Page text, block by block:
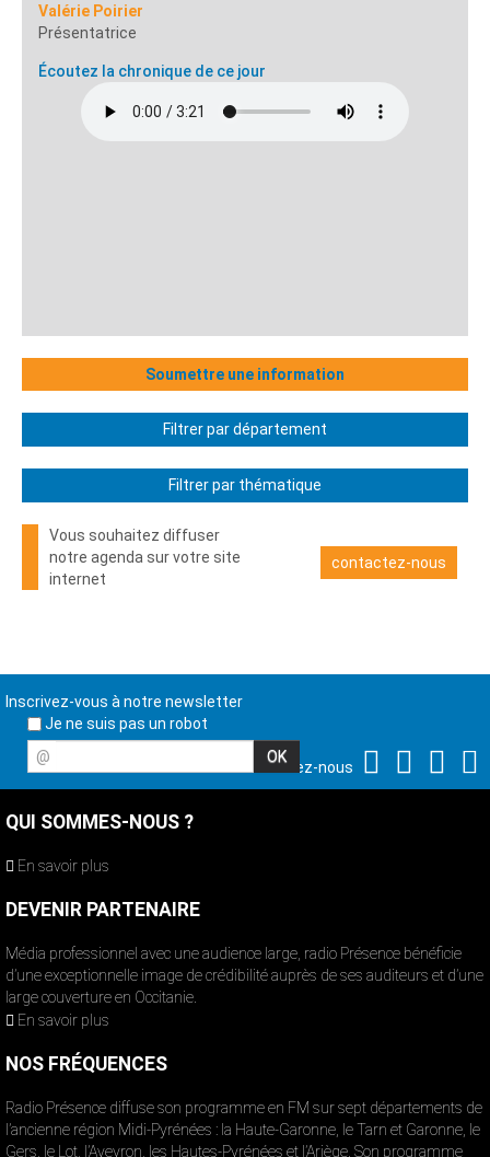
Valérie Poirier
Présentatrice
Écoutez la chronique de ce jour
Soumettre une information
Filtrer par département
Filtrer par thématique
Vous souhaitez diffuser
notre agenda sur votre site
internet
contactez-nous
Inscrivez-vous à notre newsletter
Je ne suis pas un robot
@
Suivez-nous
QUI SOMMES-NOUS ?
En savoir plus
DEVENIR PARTENAIRE
Média professionnel avec une audience large, radio Présence bénéficie
d’une exceptionnelle image de crédibilité auprès de ses auditeurs et d’une
large couverture en Occitanie.
En savoir plus
NOS FRÉQUENCES
Radio Présence diffuse son programme en FM sur sept départements de
l’ancienne région Midi-Pyrénées : la Haute-Garonne, le Tarn et Garonne, le
Gers, le Lot, l’Aveyron, les Hautes-Pyrénées et l’Ariège. Son programme